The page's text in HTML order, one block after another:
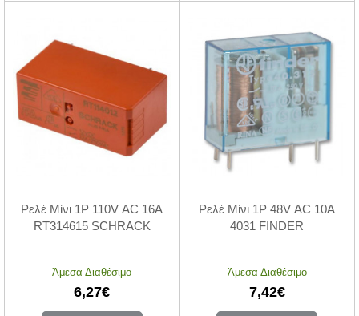
Ρελέ Μίνι 1P 110V AC 16A
RT314615 SCHRACK
Άμεσα Διαθέσιμο
6,27€
Ρελέ Μίνι 1P 48V AC 10A
4031 FINDER
Άμεσα Διαθέσιμο
7,42€